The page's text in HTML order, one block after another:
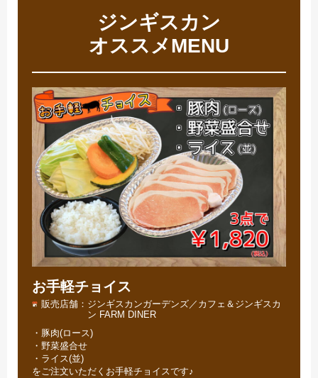
ジンギスカン
オススメMENU
お手軽チョイス
販売店舗
ジンギスカンガーデンズ／カフェ＆ジンギスカ
ン FARM DINER
・豚肉(ロース)
・野菜盛合せ
・ライス(並)
をご注文いただくお手軽チョイスです♪